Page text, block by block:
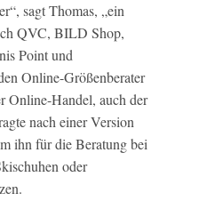
sagt Thomas, „ein
QVC, BILD Shop,
Point und
Online-Größenberater
Online-Handel, auch der
nach einer Version
ihn für die Beratung bei
oder